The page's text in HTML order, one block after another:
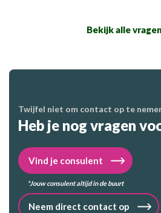
Bekijk alle vragen
Twijfel niet om contact op te
Heb je nog vragen
Vind je consulent
*Jouw consulent altijd in de buurt
Neem direct contact op